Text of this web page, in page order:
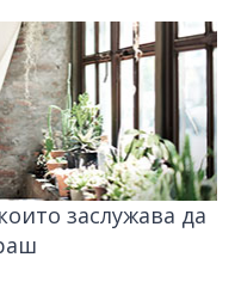
заслужава да